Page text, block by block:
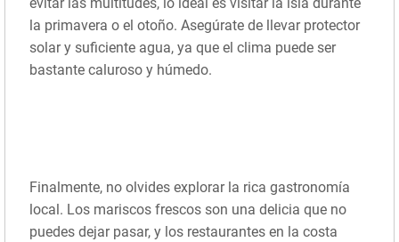
la primavera o el otoño. Asegúrate de llevar protector
solar y suficiente agua, ya que el clima puede ser
bastante caluroso y húmedo.
Finalmente, no olvides explorar la rica gastronomía
local. Los mariscos frescos son una delicia que no
puedes dejar pasar, y los restaurantes en la costa